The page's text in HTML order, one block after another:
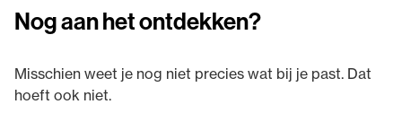
Nog aan het ontdekken?
Misschien weet je nog niet precies wat bij je past. Dat
hoeft ook niet.